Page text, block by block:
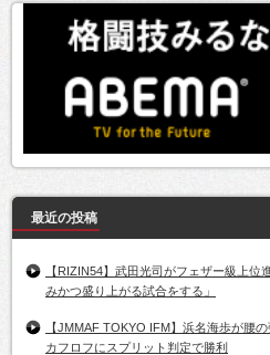
最近の投稿
【RIZIN54】武田光司がフェザー級上
みかつ盛り上がる試合をする」
【JMMAF TOKYO IFM】浜名海歩が腰
カフロフにスプリット判定で勝利